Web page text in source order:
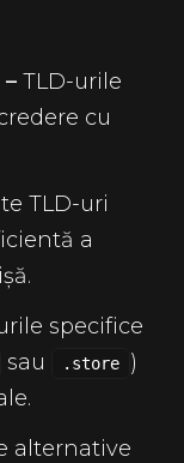
TLD-urile
cu
TLD-uri
a
specifice
sau .store
)
alternative